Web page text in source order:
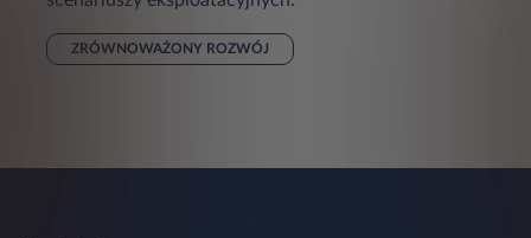
ZRÓWNOWAŻONY ROZWÓJ